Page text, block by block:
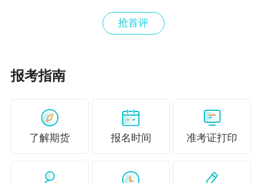
的试题均为等值的不同试卷。
0分钟后方可交卷退场。开考20分钟内未能在考
6、当上机考试时间用完时，如果用户软件系统正
在运行，上机考试系统将会提示考生进行关闭，
行结束运行。
抢首评
报考指南
了解期货 报名时间 准考证打印